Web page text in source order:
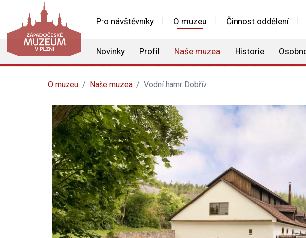
Pro návštěvníky O muzeu Činnost oddělení
Novinky Profil Naše muzea Historie
O muzeu Naše muzea Vodní hamr Dobřív